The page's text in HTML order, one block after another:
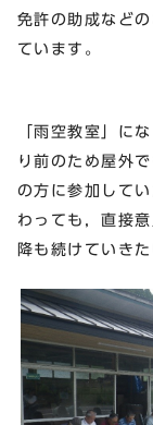
免許の助成など
ています。
「雨空教室」に
り前のため屋外
の方に参加して
わっても，直接
降も続けていき